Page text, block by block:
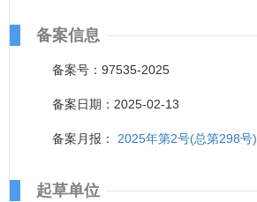
备案信息
备案号：97535-2025
备案日期：2025-02-13
备案月报： 2025年第2号(总第298号)
起草单位